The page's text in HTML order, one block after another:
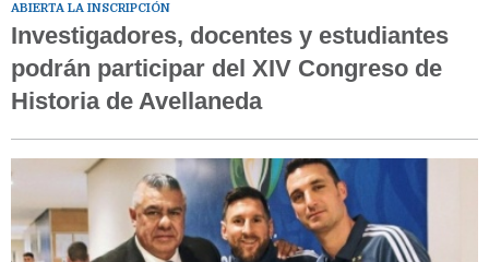
ABIERTA LA INSCRIPCIÓN
Investigadores, docentes y estudiantes
podrán participar del XIV Congreso de
Historia de Avellaneda